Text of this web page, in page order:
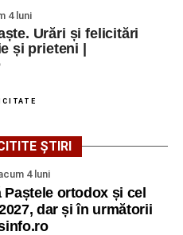
4 luni
Urări și felicitări
și prieteni |
ȘTIRI
4 luni
Paștele ortodox și cel
dar și în următorii